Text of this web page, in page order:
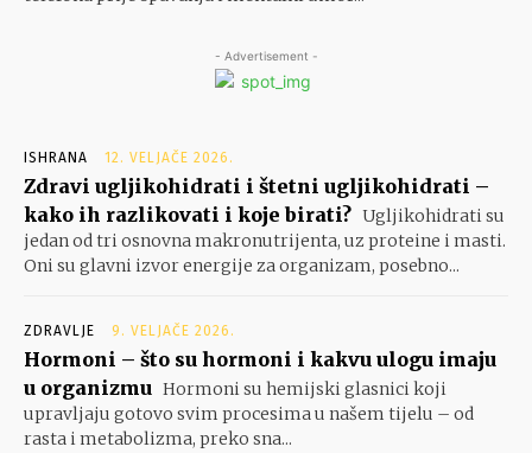
- Advertisement -
ISHRANA 12. VELJAČE 2026.
Zdravi ugljikohidrati i štetni ugljikohidrati –
kako ih razlikovati i koje birati? Ugljikohidrati su
jedan od tri osnovna makronutrijenta, uz proteine i masti.
Oni su glavni izvor energije za organizam, posebno...
ZDRAVLJE 9. VELJAČE 2026.
Hormoni – što su hormoni i kakvu ulogu imaju
u organizmu Hormoni su hemijski glasnici koji
upravljaju gotovo svim procesima u našem tijelu – od
rasta i metabolizma, preko sna...